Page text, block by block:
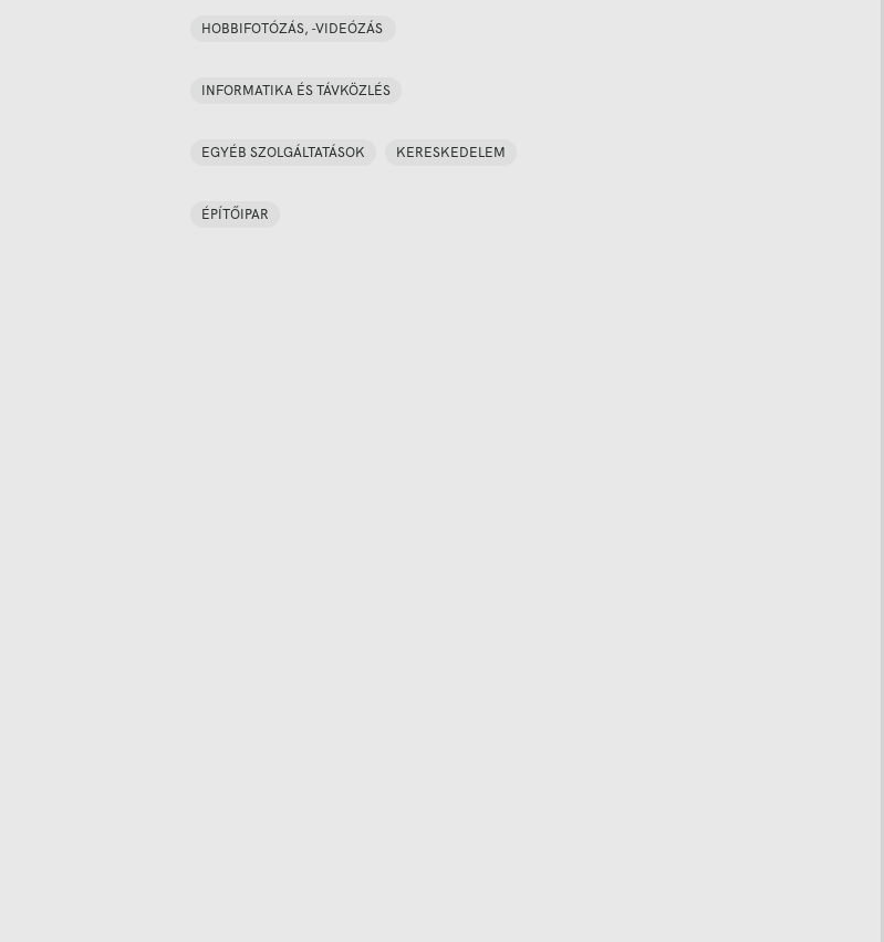
HOBBIFOTÓZÁS, -VIDEÓZÁS
INFORMATIKA ÉS TÁVKÖZLÉS
EGYÉB SZOLGÁLTATÁSOK KERESKEDELEM
ÉPÍTŐIPAR